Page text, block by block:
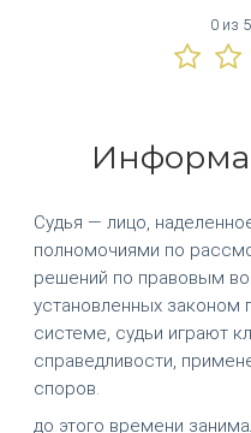
0 из 5.
Судья — лицо,
полномочиями по
решений по правовым
установленных законом
системе, судьи играют
справедливости,
споров.
до этого времени